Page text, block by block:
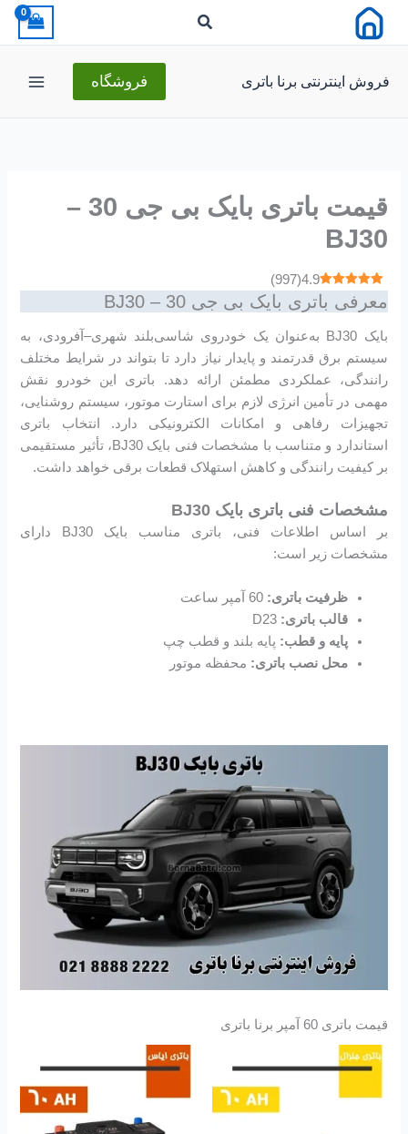
فروش اینترنتی برنا باتری فروشگاه
قیمت باتری بایک بی جی 30 –
BJ30
4.9
(
997
)
معرفی باتری بایک بی جی 30 – BJ30
بایک BJ30 به‌عنوان یک خودروی شاسی‌بلند شهری–آفرودی، به
سیستم برق قدرتمند و پایدار نیاز دارد تا بتواند در شرایط مختلف
رانندگی، عملکردی مطمئن ارائه دهد. باتری این خودرو نقش
مهمی در تأمین انرژی لازم برای استارت موتور، سیستم روشنایی،
تجهیزات رفاهی و امکانات الکترونیکی دارد. انتخاب باتری
استاندارد و متناسب با مشخصات فنی بایک BJ30، تأثیر مستقیمی
بر کیفیت رانندگی و کاهش استهلاک قطعات برقی خواهد داشت.
مشخصات فنی باتری بایک BJ30
بر اساس اطلاعات فنی، باتری مناسب بایک BJ30 دارای
مشخصات زیر است:
ظرفیت باتری: 60 آمپر ساعت
قالب باتری: D23
پایه و قطب: پایه بلند و قطب چپ
محل نصب باتری: محفظه موتور
قیمت باتری 60 آمپر برنا باتری